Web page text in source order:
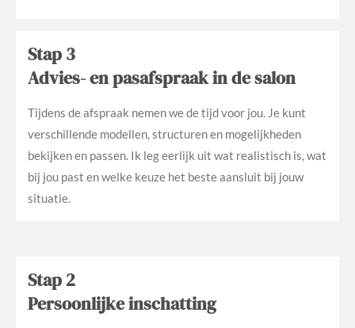
Stap 3
Advies- en pasafspraak in de salon
Tijdens de afspraak nemen we de tijd voor jou. Je kunt
verschillende modellen, structuren en mogelijkheden
bekijken en passen. Ik leg eerlijk uit wat realistisch is, wat
bij jou past en welke keuze het beste aansluit bij jouw
situatie.
Stap 2
Persoonlijke inschatting